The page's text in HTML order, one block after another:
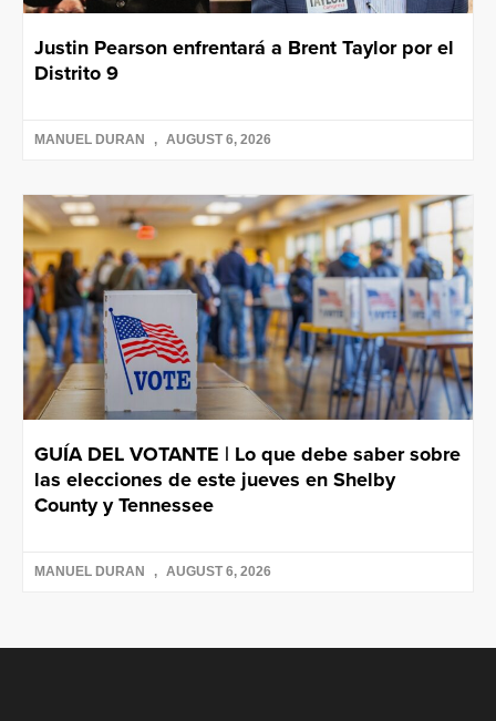
Justin Pearson enfrentará a Brent Taylor por el
Distrito 9
MANUEL DURAN AUGUST 6, 2026
GUÍA DEL VOTANTE | Lo que debe saber sobre
las elecciones de este jueves en Shelby
County y Tennessee
MANUEL DURAN AUGUST 6, 2026